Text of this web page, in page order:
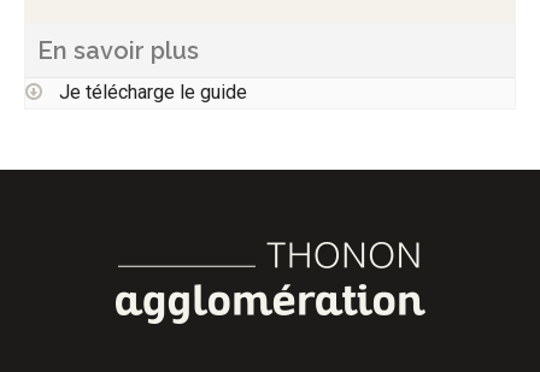
En savoir plus
Je télécharge le guide